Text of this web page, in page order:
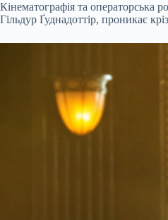
Кінематографія та операторська
Гільдур Ґуднадоттір, проникає